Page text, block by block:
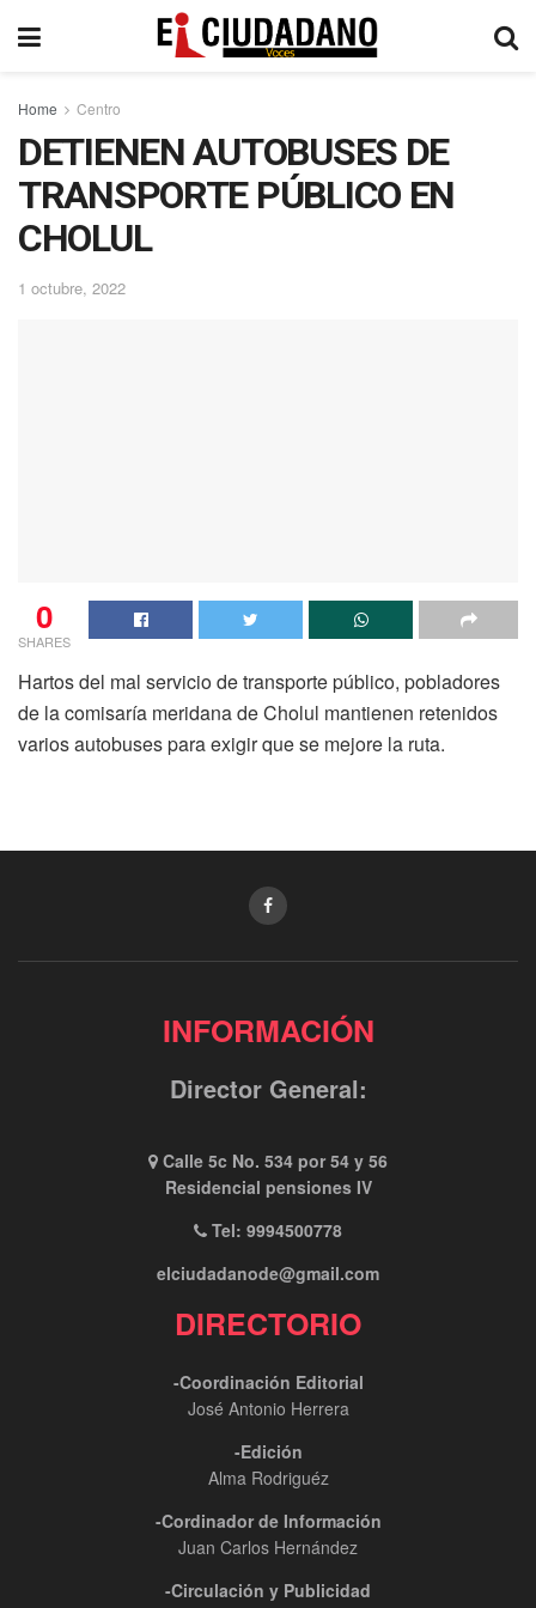
Home Centro
DETIENEN AUTOBUSES DE
TRANSPORTE PÚBLICO EN
CHOLUL
1 octubre, 2022
0
SHARES
Hartos del mal servicio de transporte público, pobladores
de la comisaría meridana de Cholul mantienen retenidos
varios autobuses para exigir que se mejore la ruta.
INFORMACIÓN
Director General:
Calle 5c No. 534 por 54 y 56
Residencial pensiones IV
Tel: 9994500778
elciudadanode@gmail.com
DIRECTORIO
-Coordinación Editorial
José Antonio Herrera
-Edición
Alma Rodriguéz
-Cordinador de Información
Juan Carlos Hernández
-Circulación y Publicidad